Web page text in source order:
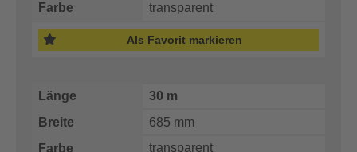
transparent
Als Favorit markieren
30 m
685 mm
transparent